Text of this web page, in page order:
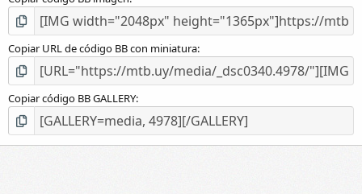
)
Copiar URL de código BB con miniatura
Copiar código BB GALLERY